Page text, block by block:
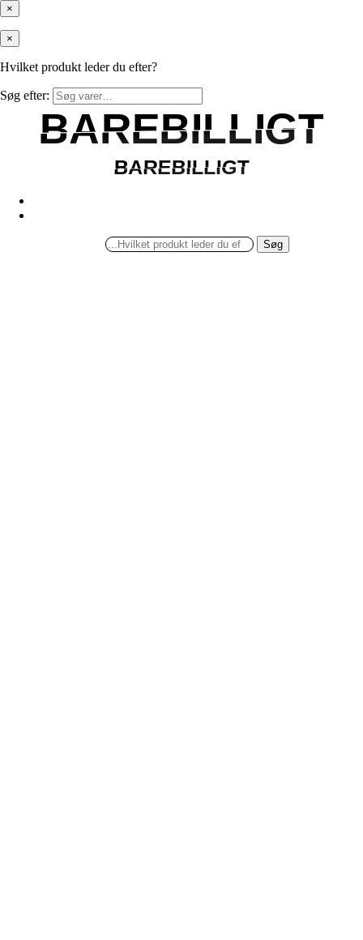
×
×
Hvilket produkt leder du efter?
Søg efter:
BAREBILLIGT
BAREBILLIGT
BAREBILLIGT
BAREBILLIGT
Søg